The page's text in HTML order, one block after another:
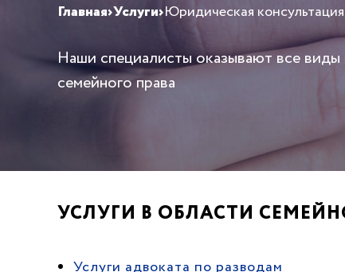
Главная›Услуги›Юридическая
Наши специалисты оказывают все
семейного права
УСЛУГИ В ОБЛАСТИ
Услуги адвоката по разводам